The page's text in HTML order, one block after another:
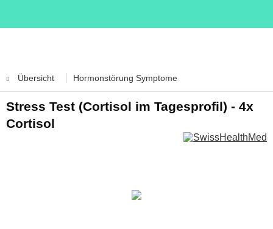
Übersicht Hormonstörung Symptome
Stress Test (Cortisol im Tagesprofil) - 4x
Cortisol